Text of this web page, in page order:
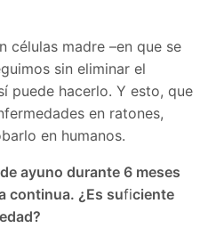
células madre –en que se
sin eliminar el
puede hacerlo. Y esto, que
en ratones,
en humanos.
ayuno durante 6 meses
continua. ¿Es suficiente